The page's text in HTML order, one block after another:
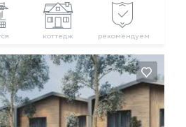
коттедж рекомендуем